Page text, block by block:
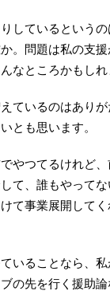
しているという
。問題は私の支
なところかもしれ
ているのはあり
とも思います。
やつてるけれど
て、誰もやって
て事業展開して
いることなら、
の先を行く援助論